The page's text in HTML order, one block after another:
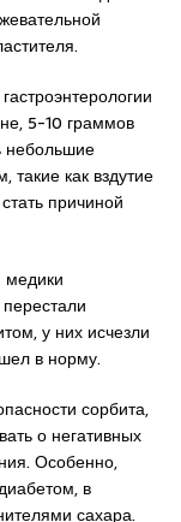
5-10 граммов
небольшие
как вздутие
причиной
медики
у них исчезли
в норму.
сорбита,
о негативных
Особенно,
в
сахара.